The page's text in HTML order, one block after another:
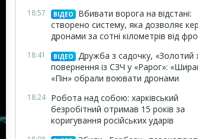
18:57 ВІДЕО
Вбивати ворога на відстані:
створено систему, яка дозволяє
дронами за сотні кілометрів від
18:41 ВІДЕО
Дружба з садочку, «Золотий
повернення із СЗЧ у «Рарог»:
«Пін» обрали воювати дронами
18:24 Робота над собою: харківський
безробітний отримав 15 років за
коригування російських ударів